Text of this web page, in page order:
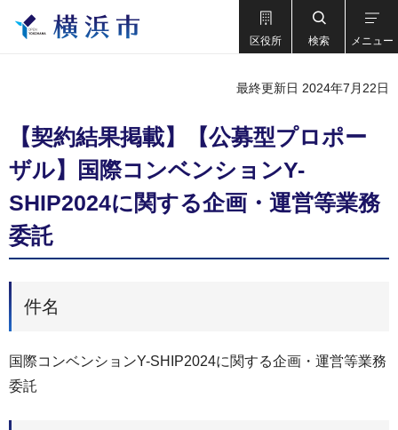
区役所 検索 メニュー
最終更新日 2024年7月22日
【契約結果掲載】【公募型プロポー
ザル】国際コンベンションY-
SHIP2024に関する企画・運営等業務
委託
件名
国際コンベンションY-SHIP2024に関する企画・運営等業務
委託